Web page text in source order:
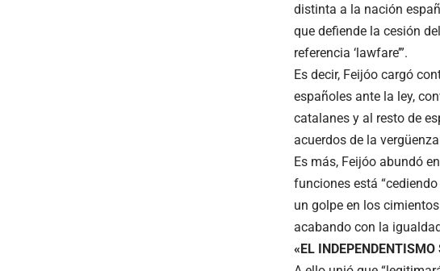
distinta a la nación
que defiende la cesión
referencia ‘lawfare’”.
Es decir, Feijóo cargó
españoles ante la ley,
catalanes y al resto de
acuerdos de la
Es más, Feijóo abundó
funciones está
un golpe en los
acabando con la
«EL INDEPENDENTISMO